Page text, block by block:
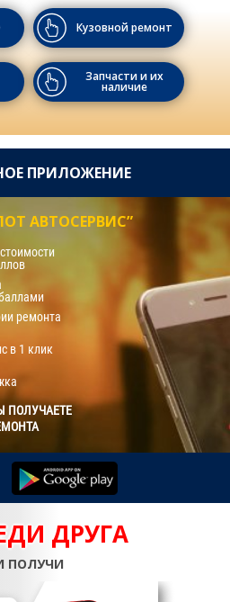
Кузовной ремонт
Запчасти и их
наличие
ПРИЛОЖЕНИЕ
АВТОСЕРВИС”
ремонта
в 1 клик
ПОЛУЧАЕТЕ
ДРУГА
ПОЛУЧИ